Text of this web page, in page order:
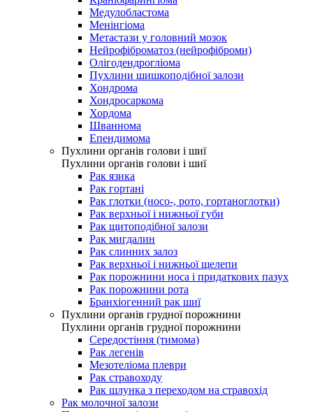
Медулобластома
Менінгіома
Метастази у головний мозок
Нейрофіброматоз (нейрофіброми)
Олігодендрогліома
Пухлини шишкоподібної залози
Хондрома
Хондросаркома
Хордома
Шваннома
Епендимома
Пухлини органів голови і шиї
Пухлини органів голови і шиї
Рак язика
Рак гортані
Рак глотки (носо-, рото, гортаноглотки)
Рак верхньої і нижньої губи
Рак щитоподібної залози
Рак мигдалин
Рак слинних залоз
Рак верхньої і нижньої щелепи
Рак порожнини носа і придаткових пазух
Рак порожнини рота
Бранхіогенний рак шиї
Пухлини органів грудної порожнини
Пухлини органів грудної порожнини
Середостіння (тимома)
Рак легенів
Мезотеліома плеври
Рак стравоходу
Рак шлунка з переходом на стравохід
Рак молочної залози